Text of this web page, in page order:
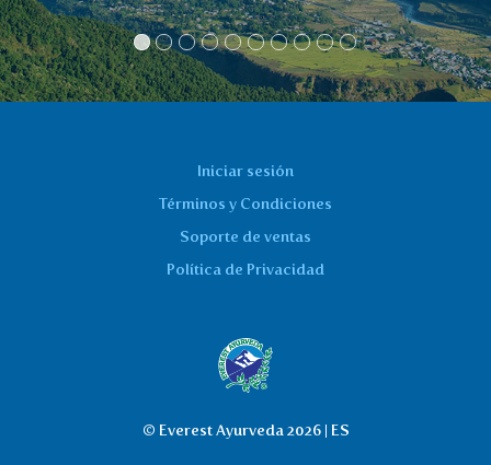
Iniciar sesión
Términos y Condiciones
Soporte de ventas
Política de Privacidad
© Everest Ayurveda 2026 | ES